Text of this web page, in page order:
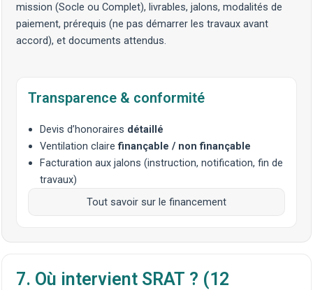
mission (Socle ou Complet), livrables, jalons, modalités de
paiement, prérequis (ne pas démarrer les travaux avant
accord), et documents attendus.
Transparence & conformité
Devis d’honoraires détaillé
Ventilation clairefinançable / non finançable
Facturation aux jalons (instruction, notification, fin de
travaux)
Tout savoir sur le financement
7. Où intervient SRAT ? (12